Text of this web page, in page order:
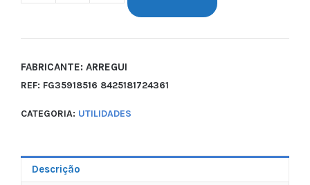
FABRICANTE: ARREGUI
REF: FG35918516 8425181724361
CATEGORIA: UTILIDADES
Descrição